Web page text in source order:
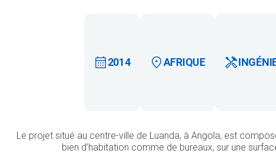
2014 AFRIQUE
Le projet situé au centre-ville de Luanda, à Angola, est
bien d’habitation comme de bureaux, sur une